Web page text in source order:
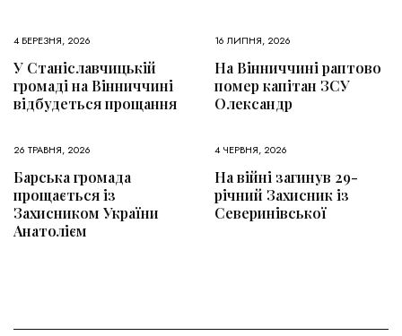
4 БЕРЕЗНЯ, 2026
У Станіславчицькій
громаді на Вінниччині
відбудеться прощання
16 ЛИПНЯ, 2026
На Вінниччині раптово
помер капітан ЗСУ
Олександр
26 ТРАВНЯ, 2026
Барська громада
прощається із
Захисником України
Анатолієм
4 ЧЕРВНЯ, 2026
На війні загинув 29-
річний Захисник із
Северинівської